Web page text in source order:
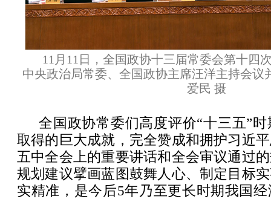
11月11日，全国政协十三届常委会第十四
中央政治局常委、全国政协主席汪洋主持会议
爱民 摄
全国政协常委们高度评价“十三五”
取得的巨大成就，完全赞成和拥护习近
五中全会上的重要讲话和全会审议通过
规划建议擘画蓝图鼓舞人心、制定目标
实精准，是今后5年乃至更长时期我国